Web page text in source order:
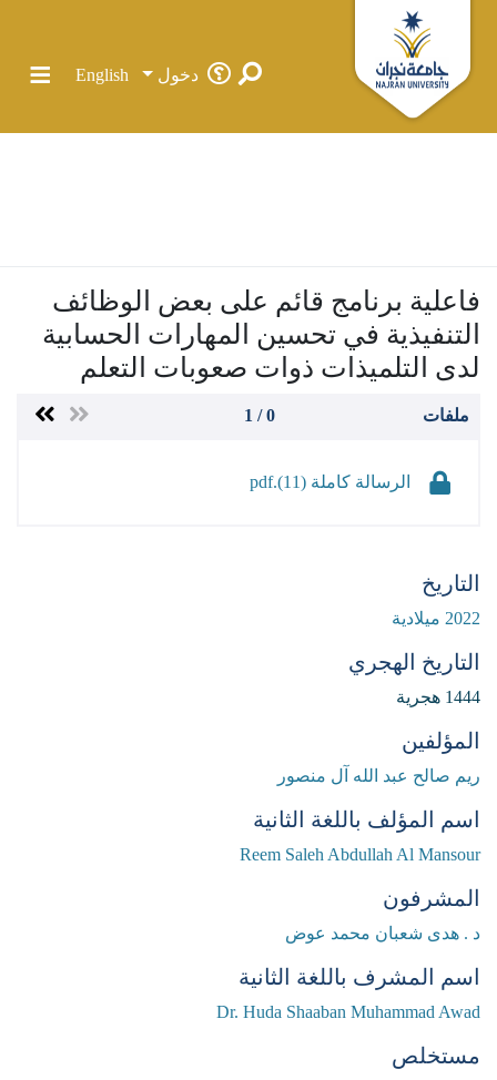
دخول English
الإحصائيات
المجتمعات والحاويات
كل دي سبيس
فاعلية برنامج قائم على بعض الوظائف
التنفيذية في تحسين المهارات الحسابية
لدى التلميذات ذوات صعوبات التعلم
ملفات 0 / 1
الرسالة كاملة (11).pdf
التاريخ
2022 ميلادية
التاريخ الهجري
1444 هجرية
المؤلفين
ريم صالح عبد الله آل منصور
اسم المؤلف باللغة الثانية
Reem Saleh Abdullah Al Mansour
المشرفون
د . هدى شعبان محمد عوض
اسم المشرف باللغة الثانية
Dr. Huda Shaaban Muhammad Awad
مستخلص